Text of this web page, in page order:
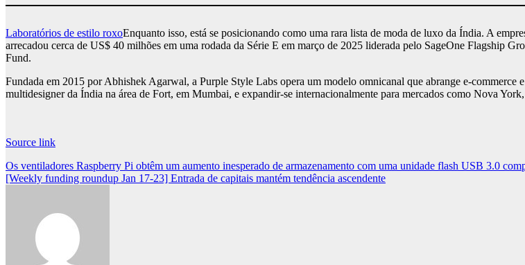
Laboratórios de estilo roxoEnquanto isso, está se posicionando como uma rara lista de moda de luxo da Índia. A
arrecadou cerca de US$ 40 milhões em uma rodada da Série E em março de 2025 liderada pelo SageOne Flagship
Fund.
Fundada em 2015 por Abhishek Agarwal, a Purple Style Labs opera um modelo omnicanal que abrange e-
multidesigner da Índia na área de Fort, em Mumbai, e expandir-se internacionalmente para mercados como Nova
Source link
Post
navigation
Os ventiladores Raspberry Pi obtêm um aumento inesperado de armazenamento com uma unidade flash USB 3.0
[Weekly funding roundup Jan 17-23] Entrada de capitais mantém tendência ascendente